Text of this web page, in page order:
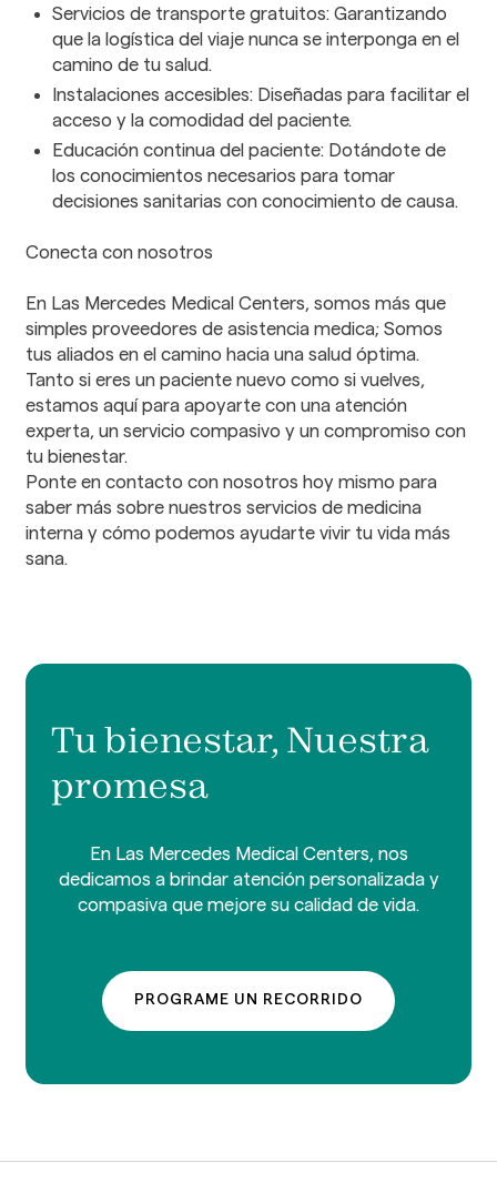
Servicios de transporte gratuitos: Garantizando
que la logística del viaje nunca se interponga en el
camino de tu salud.
Instalaciones accesibles: Diseñadas para facilitar el
acceso y la comodidad del paciente.
Educación continua del paciente: Dotándote de
los conocimientos necesarios para tomar
decisiones sanitarias con conocimiento de causa.
Conecta con nosotros
En Las Mercedes Medical Centers, somos más que
simples proveedores de asistencia medica; Somos
tus aliados en el camino hacia una salud óptima.
Tanto si eres un paciente nuevo como si vuelves,
estamos aquí para apoyarte con una atención
experta, un servicio compasivo y un compromiso con
tu bienestar.
Ponte en contacto con nosotros hoy mismo para
saber más sobre nuestros servicios de medicina
interna y cómo podemos ayudarte vivir tu vida más
sana.
Tu bienestar, Nuestra
promesa
En Las Mercedes Medical Centers, nos
dedicamos a brindar atención personalizada y
compasiva que mejore su calidad de vida.
PROGRAME UN RECORRIDO